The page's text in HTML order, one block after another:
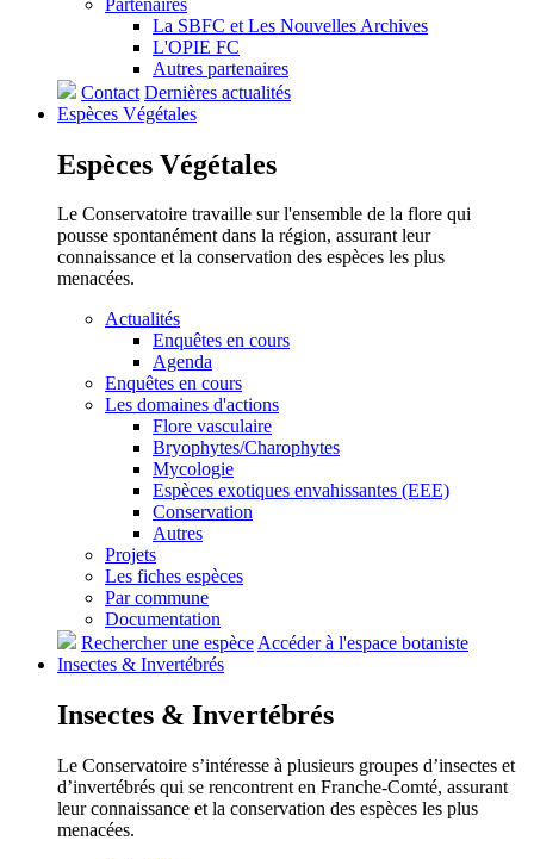
La SBFC et Les Nouvelles Archives
L'OPIE FC
Autres partenaires
Contact Dernières actualités
Espèces Végétales
Espèces Végétales
Le Conservatoire travaille sur l'ensemble de la flore qui
pousse spontanément dans la région, assurant leur
connaissance et la conservation des espèces les plus
menacées.
Actualités
Enquêtes en cours
Agenda
Enquêtes en cours
Les domaines d'actions
Flore vasculaire
Bryophytes/Charophytes
Mycologie
Espèces exotiques envahissantes (EEE)
Conservation
Autres
Projets
Les fiches espèces
Par commune
Documentation
Rechercher une espèceAccéder à l'espace botaniste
Insectes & Invertébrés
Insectes & Invertébrés
Le Conservatoire s’intéresse à plusieurs groupes d’insectes et
d’invertébrés qui se rencontrent en Franche-Comté, assurant
leur connaissance et la conservation des espèces les plus
menacées.